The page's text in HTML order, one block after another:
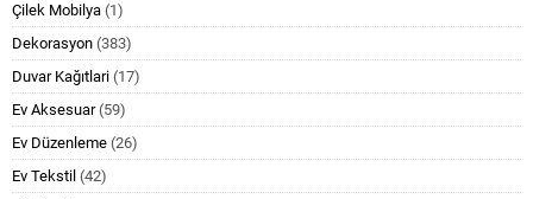
Çilek Mobilya (1)
Dekorasyon (383)
Duvar Kağıtlari (17)
Ev Aksesuar(59)
Ev Düzenleme (26)
Ev Tekstil (42)